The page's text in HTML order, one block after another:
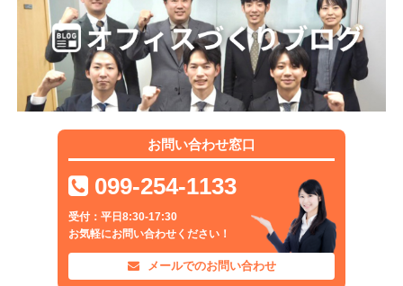
お問い合わせ窓口
099-254-1133
受付：平日8:30-17:30
お気軽にお問い合わせください！
メールでのお問い合わせ